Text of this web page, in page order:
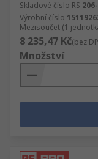
Skladové číslo RS
Výrobní číslo
Mezisoučet (1
8 235,47 Kč(bez
Množství